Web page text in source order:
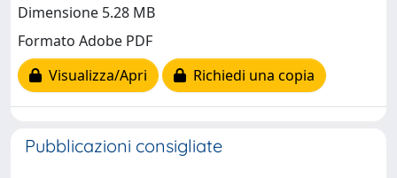
Dimensione 5.28 MB
Formato Adobe PDF
Visualizza/Apri
Richiedi una copia
Pubblicazioni consigliate